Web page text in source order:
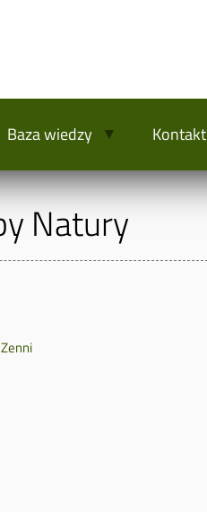
Baza wiedzy Kontakt
Natury